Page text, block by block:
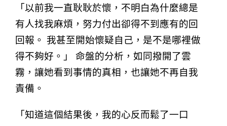
「以前我一直耿耿於懷，不明白為什麼總是
有人找我麻煩，努力付出卻得不到應有的回
回報。 我甚至開始懷疑自己，是不是哪裡做
得不夠好。」 命盤的分析，如同撥開了雲
霧，讓她看到事情的真相，也讓她不再自我
責備。
「知道這個結果後，我的心反而鬆了一口